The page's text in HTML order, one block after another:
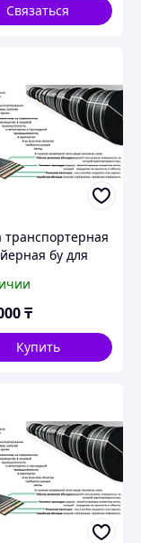
Связаться
транспортерная
бу для
₸
Купить